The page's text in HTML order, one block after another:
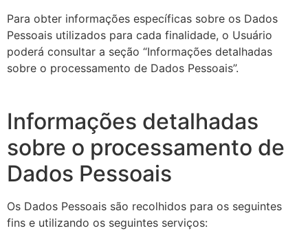
Para obter informações específicas sobre os Dados
Pessoais utilizados para cada finalidade, o Usuário
poderá consultar a seção “Informações detalhadas
sobre o processamento de Dados Pessoais”.
Informações detalhadas
sobre o processamento de
Dados Pessoais
Os Dados Pessoais são recolhidos para os seguintes
fins e utilizando os seguintes serviços: